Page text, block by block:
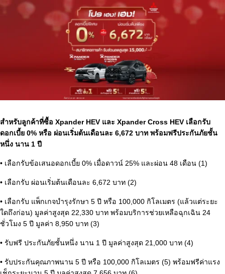
สำหรับลูกค้าที่ซื้อ Xpander HEV และ Xpander Cross HEV เลือกรับ
ดอกเบี้ย 0% หรือ ผ่อนเริ่มต้นเดือนละ 6,672 บาท พร้อมฟรีประกันภัยชั้น
หนึ่ง นาน 1 ปี
• เลือกรับข้อเสนอดอกเบี้ย 0% เมื่อดาวน์ 25% และผ่อน 48 เดือน (1)
• เลือกรับ ผ่อนเริ่มต้นเดือนละ 6,672 บาท (2)
• เลือกรับ แพ็กเกจบำรุงรักษา 5 ปี หรือ 100,000 กิโลเมตร (แล้วแต่ระยะ
ใดถึงก่อน) มูลค่าสูงสุด 22,330 บาท พร้อมบริการช่วยเหลือฉุกเฉิน 24
ชั่วโมง 5 ปี มูลค่า 8,950 บาท (3)
• รับฟรี ประกันภัยชั้นหนึ่ง นาน 1 ปี มูลค่าสูงสุด 21,000 บาท (4)
• รับประกันคุณภาพนาน 5 ปี หรือ 100,000 กิโลเมตร (5) พร้อมฟรีค่าแรง